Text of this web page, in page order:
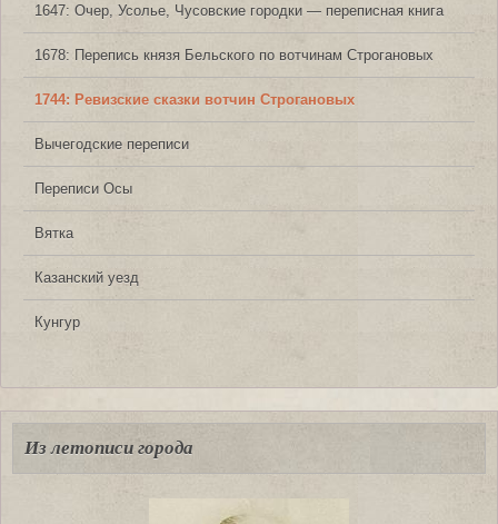
1647: Очер, Усолье, Чусовские городки — переписная книга
1678: Перепись князя Бельского по вотчинам Строгановых
1744: Ревизские сказки вотчин Строгановых
Вычегодские переписи
Переписи Осы
Вятка
Казанский уезд
Кунгур
Из летописи города